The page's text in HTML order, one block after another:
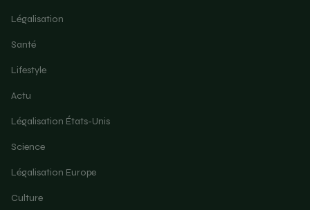
Légalisation
Santé
Lifestyle
Actu
Légalisation États-Unis
Science
Légalisation Europe
Culture